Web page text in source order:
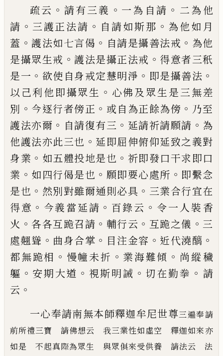
疏云 。 請有三義 。 一為自請 。 二為他
請 。 三護正法請 。 自請如斯那 。 為他如月
蓋 。 護法如七言偈 。 自請是攝善法戒 。 為他
是攝眾生戒 。 護法是攝正法戒 。 得意者三秖
是一 。 欲使自身戒定慧明淨 。 即是攝善法 。
以己利他即攝眾生 。 心佛及眾生是三無差
別 。 今逐行者傍正 。 或自為正餘為傍 。 乃至
護法亦爾 。 自請復有三 。 延請祈請願請 。 為
他護法亦此三也 。 延即屈伸俯仰延致之義對
身業 。 如五體投地是也 。 祈即發口干求即口
業 。 如四行偈是也 。 願即要心處所 。 即繫念
是也 。 然別對雖爾通則必具 。 三業合行宜在
得意 。 今義當延請 。 百錄云 。 令一人裝香
火 。 各各互跪召請 。 輔行云 。 互跪之儀 。 三
處翹聳 。 曲身合掌 。 目注金容 。 近代澆醨 。
都無跪相 。 慢幢未折 。 業海難傾 。 尚縱穢
軀 。 安期大道 。 視斯明誡 。 切在勤拳 。 請
云 。
一心奉請南無本師釋迦牟尼世尊三遍奉請
前所禮三寶 請佛想云 我三業性如虛空 釋迦如來亦
如是 不起真際為眾生 與眾俱來受供養 請法云 法